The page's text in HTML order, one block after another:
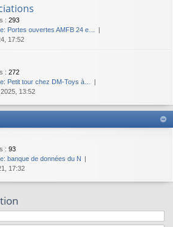
: 293
Portes ouvertes AMFB 24 e…
17:52
: 272
Petit tour chez DM-Toys à…
2025, 13:52
: 93
banque de données du N
17:32